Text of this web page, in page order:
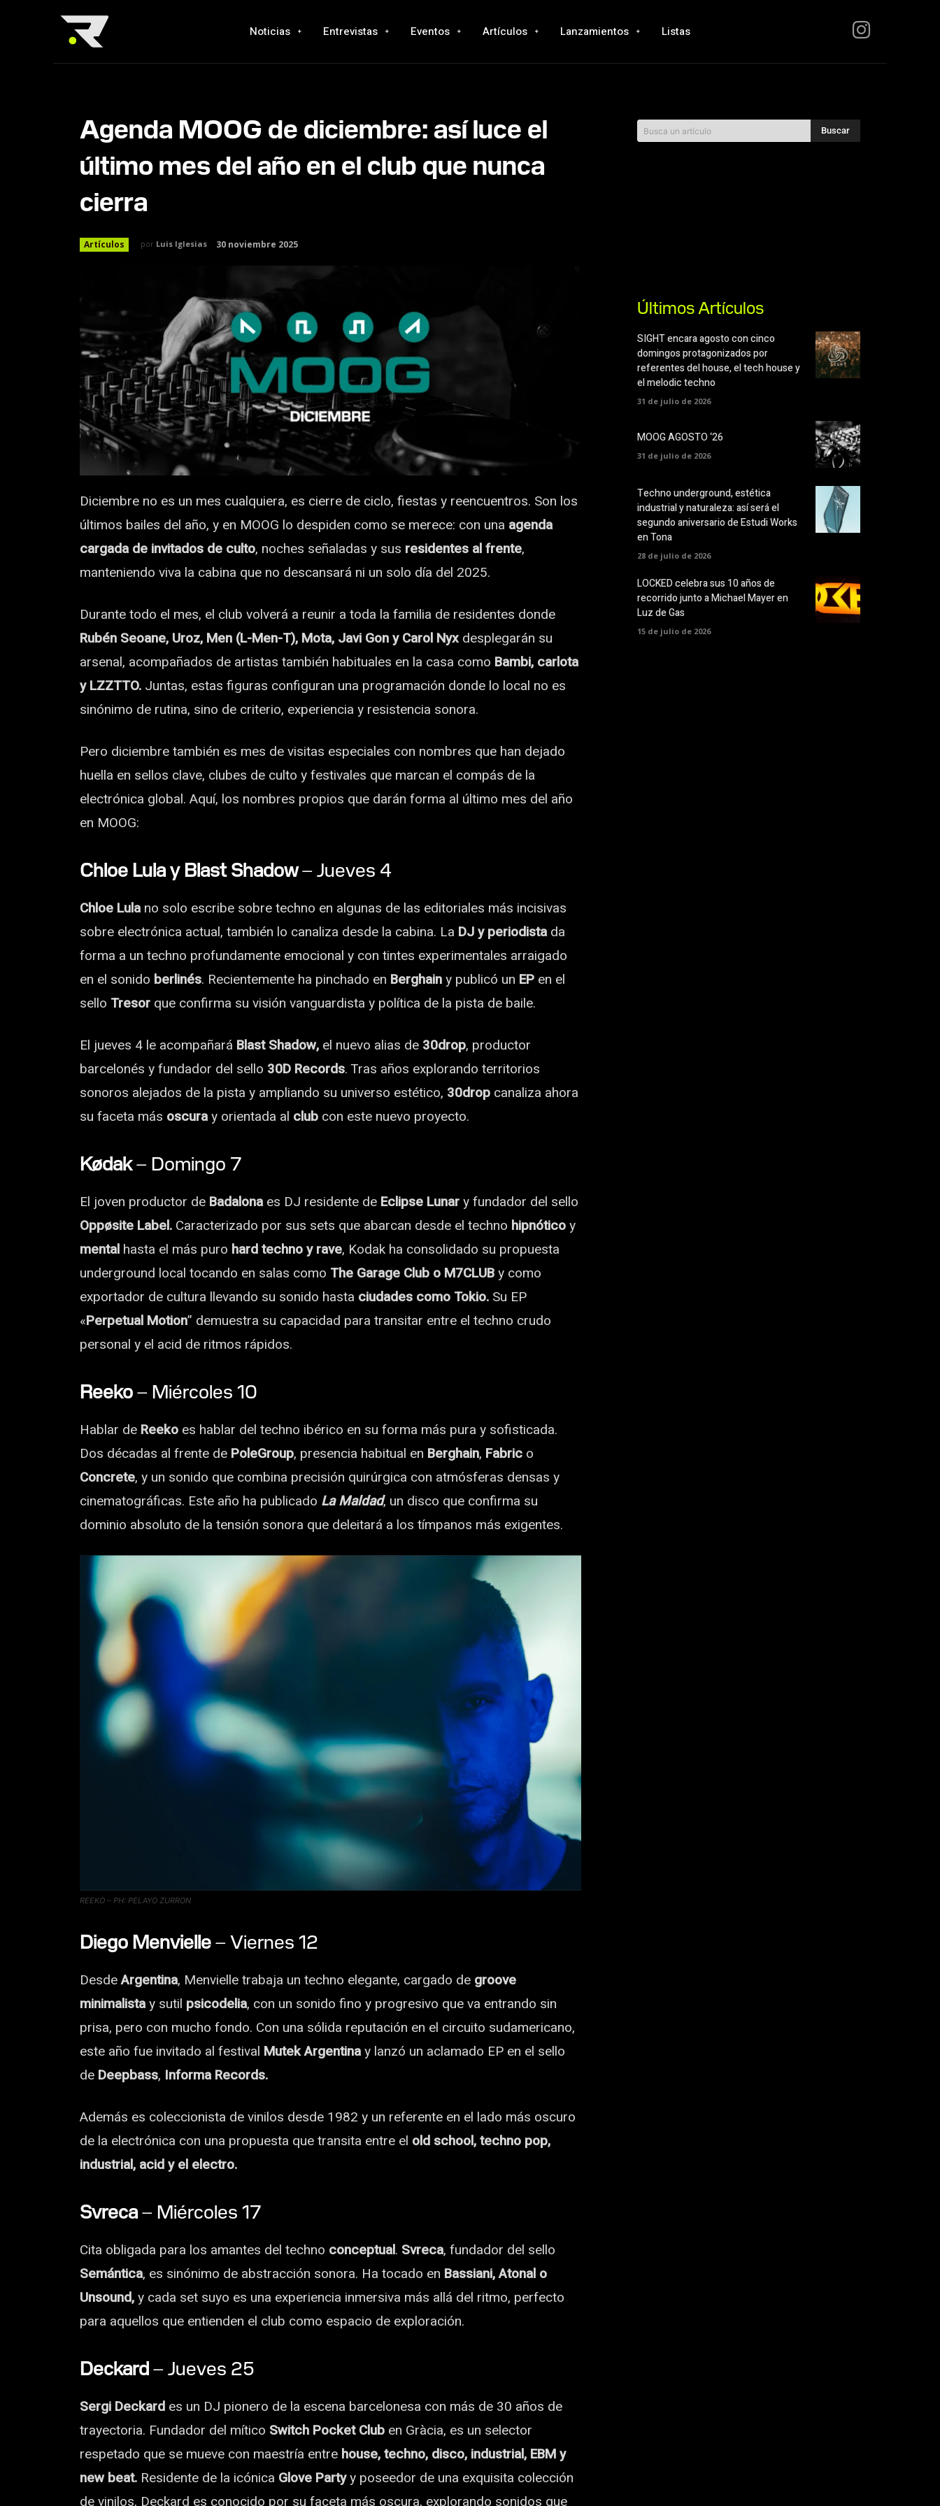
Noticias Entrevistas Eventos Artículos Lanzamientos Listas
Agenda MOOG de diciembre: así luce el
último mes del año en el club que nunca
cierra
Artículos por Luis Iglesias 30 noviembre 2025
Busca un artículo Buscar
Diciembre no es un mes cualquiera, es cierre de ciclo, fiestas y reencuentros. Son los
últimos bailes del año, y en MOOG lo despiden como se merece: con una agenda
cargada de invitados de culto, noches señaladas y sus residentes al frente,
manteniendo viva la cabina que no descansará ni un solo día del 2025.
Durante todo el mes, el club volverá a reunir a toda la familia de residentes donde
Rubén Seoane, Uroz, Men (L-Men-T), Mota, Javi Gon y Carol Nyx desplegarán su
arsenal, acompañados de artistas también habituales en la casa como Bambi, carlota
y LZZTTO. Juntas, estas figuras configuran una programación donde lo local no es
sinónimo de rutina, sino de criterio, experiencia y resistencia sonora.
Pero diciembre también es mes de visitas especiales con nombres que han dejado
huella en sellos clave, clubes de culto y festivales que marcan el compás de la
electrónica global. Aquí, los nombres propios que darán forma al último mes del año
en MOOG:
Chloe Lula y Blast Shadow– Jueves 4
Chloe Lulano solo escribe sobre techno en algunas de las editoriales más incisivas
sobre electrónica actual, también lo canaliza desde la cabina. La DJ y periodistada
forma a un techno profundamente emocional y con tintes experimentales arraigado
en el sonido berlinés. Recientemente ha pinchado en Berghainy publicó un EP en el
sello Tresor que confirma su visión vanguardista y política de la pista de baile.
El jueves 4 le acompañará Blast Shadow, el nuevo alias de 30drop, productor
barcelonés y fundador del sello 30D Records. Tras años explorando territorios
sonoros alejados de la pista y ampliando su universo estético, 30drop canaliza ahora
su faceta más oscuray orientada al club con este nuevo proyecto.
Kødak– Domingo 7
El joven productor de Badalonaes DJ residente de Eclipse Lunary fundador del sello
Oppøsite Label. Caracterizado por sus sets que abarcan desde el techno hipnóticoy
mental hasta el más puro hard techno y rave, Kodak ha consolidado su propuesta
underground local tocando en salas como The Garage Club o M7CLUBy como
exportador de cultura llevando su sonido hasta ciudades como Tokio. Su EP
«Perpetual Motion” demuestra su capacidad para transitar entre el techno crudo
personal y el acid de ritmos rápidos.
Reeko– Miércoles 10
Hablar de Reeko es hablar del techno ibérico en su forma más pura y sofisticada.
Dos décadas al frente de PoleGroup, presencia habitual en Berghain, Fabric o
Concrete, y un sonido que combina precisión quirúrgica con atmósferas densas y
cinematográficas. Este año ha publicado La Maldad, un disco que confirma su
dominio absoluto de la tensión sonora que deleitará a los tímpanos más exigentes.
REEKO – PH: PELAYO ZURRON
Diego Menvielle– Viernes 12
DesdeArgentina, Menvielle trabaja un techno elegante, cargado de groove
minimalistay sutil psicodelia, con un sonido fino y progresivo que va entrando sin
prisa, pero con mucho fondo. Con una sólida reputación en el circuito sudamericano,
este año fue invitado al festival Mutek Argentinay lanzó un aclamado EP en el sello
de Deepbass, Informa Records.
Además es coleccionista de vinilos desde 1982 y un referente en el lado más oscuro
de la electrónica con una propuesta que transita entre el old school, techno pop,
industrial, acid y el electro.
Svreca– Miércoles 17
Cita obligada para los amantes del techno conceptual. Svreca, fundador del sello
Semántica, es sinónimo de abstracción sonora. Ha tocado en Bassiani, Atonal o
Unsound,y cada set suyo es una experiencia inmersiva más allá del ritmo, perfecto
para aquellos que entienden el club como espacio de exploración.
Deckard– Jueves 25
Sergi Deckard es un DJ pionero de la escena barcelonesa con más de 30 años de
trayectoria. Fundador del mítico Switch Pocket Club en Gràcia, es un selector
respetado que se mueve con maestría entre house, techno, disco, industrial, EBM y
new beat. Residente de la icónica Glove Partyy poseedor de una exquisita colección
de vinilos, Deckard es conocido por su faceta más oscura, explorando sonidos que
Últimos Artículos
SIGHT encara agosto con cinco
domingos protagonizados por
referentes del house, el tech house y
el melodic techno
31 de julio de 2026
MOOG AGOSTO ‘26
31 de julio de 2026
Techno underground, estética
industrial y naturaleza: así será el
segundo aniversario de Estudi Works
en Tona
28 de julio de 2026
LOCKED celebra sus 10 años de
recorrido junto a Michael Mayer en
Luz de Gas
15 de julio de 2026